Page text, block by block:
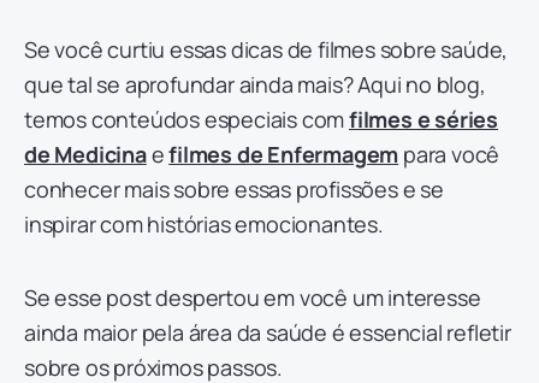
Se você curtiu essas dicas de filmes sobre saúde,
que tal se aprofundar ainda mais? Aqui no blog,
temos conteúdos especiais comfilmes e séries
de Medicinaefilmes de Enfermagem para você
conhecer mais sobre essas profissões e se
inspirar com histórias emocionantes.
Se esse post despertou em você um interesse
ainda maior pela área da saúde é essencial refletir
sobre os próximos passos.